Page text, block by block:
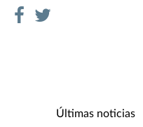
Últimas noticias